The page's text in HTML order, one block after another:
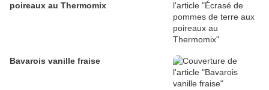
poireaux au Thermomix
Bavarois vanille fraise